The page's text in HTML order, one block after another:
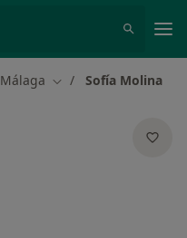
Málaga Cambiar de ciudad
Sofía Molina